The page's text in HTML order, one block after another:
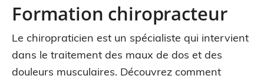
Formation chiropracteur
Le chiropraticien est un spécialiste qui intervient
dans le traitement des maux de dos et des
douleurs musculaires. Découvrez comment